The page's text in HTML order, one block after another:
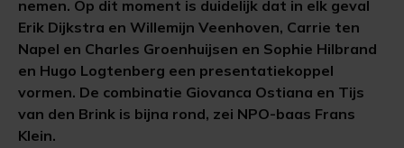
nemen. Op dit moment is duidelijk dat in elk geval
Erik Dijkstra en Willemijn Veenhoven, Carrie ten
Napel en Charles Groenhuijsen en Sophie Hilbrand
en Hugo Logtenberg een presentatiekoppel
vormen. De combinatie Giovanca Ostiana en Tijs
van den Brink is bijna rond, zei NPO-baas Frans
Klein.